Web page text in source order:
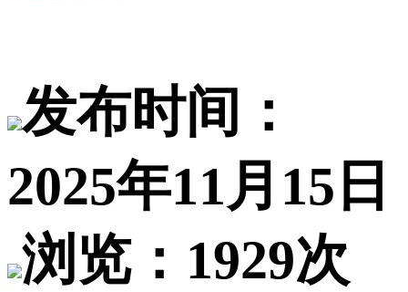
发布时间：
2025年11月15日
浏览：1929次